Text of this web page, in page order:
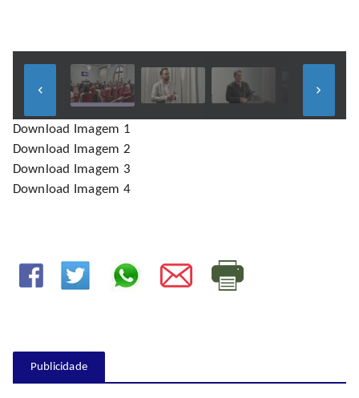
keyboard_arrow_left keyboard_arrow_right
Download Imagem 1
Download Imagem 2
Download Imagem 3
Download Imagem 4
Publicidade